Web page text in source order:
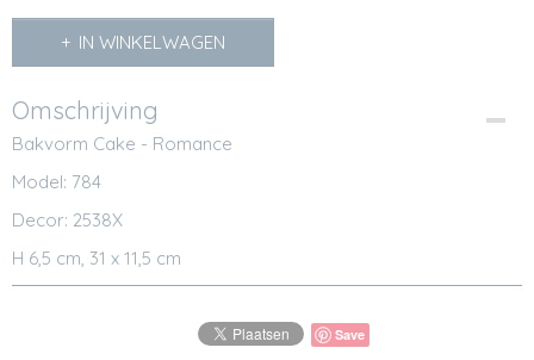
IN WINKELWAGEN
Omschrijving
Bakvorm Cake - Romance
Model: 784
Decor: 2538X
H 6,5 cm, 31 x 11,5 cm
Save